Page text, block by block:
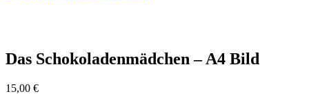
Das Schokoladenmädchen – A4 Bild
15,00 €